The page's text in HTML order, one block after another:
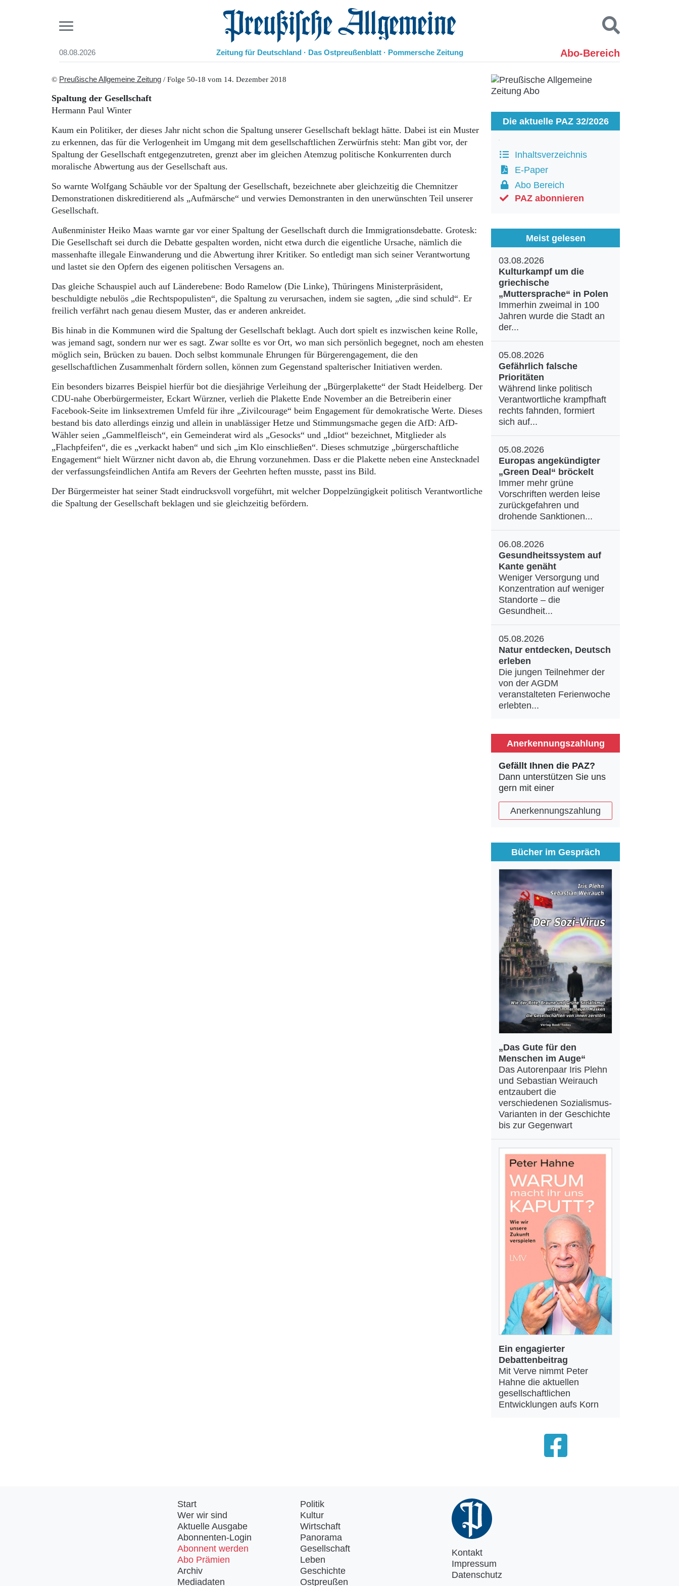
08.08.2026 Preußische Allgemeine Zeitung
Zeitung für Deutschland · Das Ostpreußenblatt · Pommersche Zeitung Abo-Bereich
Start
Aktuelle Ausgabe
Abonnenten-Login
Abonnent werden
Abo Prämien
Archiv
Mediadaten
Gesellschaft
Leben
Geschichte
Ostpreußen
Schlesien
Danzig und Westpreußen
Kontakt
Suchen und finden
© Preußische Allgemeine Zeitung / Folge 50-18 vom 14. Dezember 2018
Spaltung der Gesellschaft
Hermann Paul Winter
Kaum ein Politiker, der dieses Jahr nicht schon die Spaltung unserer Gesellschaft beklagt hätte. Dabei ist ein Muster
zu erkennen, das für die Verlogenheit im Umgang mit dem gesellschaftlichen Zerwürfnis steht: Man gibt vor, der
Spaltung der Gesellschaft entgegenzutreten, grenzt aber im gleichen Atemzug politische Konkurrenten durch
moralische Abwertung aus der Gesellschaft aus.
So warnte Wolfgang Schäuble vor der Spaltung der Gesellschaft, bezeichnete aber gleichzeitig die Chemnitzer
Demonstrationen diskreditierend als „Aufmärsche“ und verwies Demonstranten in den unerwünschten Teil unserer
Gesellschaft.
Außenminister Heiko Maas warnte gar vor einer Spaltung der Gesellschaft durch die Immigrationsdebatte. Grotesk:
Die Gesellschaft sei durch die Debatte gespalten worden, nicht etwa durch die eigentliche Ursache, nämlich die
massenhafte illegale Einwanderung und die Abwertung ihrer Kritiker. So entledigt man sich seiner Verantwortung
und lastet sie den Opfern des eigenen politischen Versagens an.
Das gleiche Schauspiel auch auf Länderebene: Bodo Ramelow (Die Linke), Thüringens Ministerpräsident,
beschuldigte nebulös „die Rechtspopulisten“, die Spaltung zu verursachen, indem sie sagten, „die sind schuld“. Er
freilich verfährt nach genau diesem Muster, das er anderen ankreidet.
Bis hinab in die Kommunen wird die Spaltung der Gesellschaft beklagt. Auch dort spielt es inzwischen keine Rolle,
was jemand sagt, sondern nur wer es sagt. Zwar sollte es vor Ort, wo man sich persönlich begegnet, noch am ehesten
möglich sein, Brücken zu bauen. Doch selbst kommunale Ehrungen für Bürgerengagement, die den
gesellschaftlichen Zusammenhalt fördern sollen, können zum Gegenstand spalterischer Initiativen werden.
Ein besonders bizarres Beispiel hierfür bot die diesjährige Verleihung der „Bürgerplakette“ der Stadt Heidelberg. Der
CDU-nahe Oberbürgermeister, Eckart Würzner, verlieh die Plakette Ende November an die Betreiberin einer
Facebook-Seite im linksextremen Umfeld für ihre „Zivilcourage“ beim Engagement für demokratische Werte. Dieses
bestand bis dato allerdings einzig und allein in unablässiger Hetze und Stimmungsmache gegen die AfD: AfD-
Wähler seien „Gammelfleisch“, ein Gemeinderat wird als „Gesocks“ und „Idiot“ bezeichnet, Mitglieder als
„Flachpfeifen“, die es „verkackt haben“ und sich „im Klo einschließen“. Dieses schmutzige „bürgerschaftliche
Engagement“ hielt Würzner nicht davon ab, die Ehrung vorzunehmen. Dass er die Plakette neben eine Anstecknadel
der verfassungsfeindlichen Antifa am Revers der Geehrten heften musste, passt ins Bild.
Der Bürgermeister hat seiner Stadt eindrucksvoll vorgeführt, mit welcher Doppelzüngigkeit politisch Verantwortliche
die Spaltung der Gesellschaft beklagen und sie gleichzeitig befördern.
Die aktuelle PAZ 32/2026
Inhaltsverzeichnis
E-Paper
Abo Bereich
PAZ abonnieren
Meist gelesen
03.08.2026
Kulturkampf um die
griechische
„Muttersprache“ in Polen
Immerhin zweimal in 100
Jahren wurde die Stadt an
der...
05.08.2026
Gefährlich falsche
Prioritäten
Während linke politisch
Verantwortliche krampfhaft
rechts fahnden, formiert
sich auf...
05.08.2026
Europas angekündigter
„Green Deal“ bröckelt
Immer mehr grüne
Vorschriften werden leise
zurückgefahren und
drohende Sanktionen...
06.08.2026
Gesundheitssystem auf
Kante genäht
Weniger Versorgung und
Konzentration auf weniger
Standorte – die
Gesundheit...
05.08.2026
Natur entdecken, Deutsch
erleben
Die jungen Teilnehmer der
von der AGDM
veranstalteten Ferienwoche
erlebten...
Anerkennungszahlung
Gefällt Ihnen die PAZ?
Dann unterstützen Sie uns
gern mit einer
Anerkennungszahlung
Bücher im Gespräch
„Das Gute für den
Menschen im Auge“
Das Autorenpaar Iris Plehn
und Sebastian Weirauch
entzaubert die
verschiedenen Sozialismus-
Varianten in der Geschichte
bis zur Gegenwart
Ein engagierter
Debattenbeitrag
Mit Verve nimmt Peter
Hahne die aktuellen
gesellschaftlichen
Entwicklungen aufs Korn
Start
Wer wir sind
Aktuelle Ausgabe
Abonnenten-Login
Abonnent werden
Abo Prämien
Archiv
Mediadaten
Politik
Kultur
Wirtschaft
Panorama
Gesellschaft
Leben
Geschichte
Ostpreußen
Kontakt
Impressum
Datenschutz